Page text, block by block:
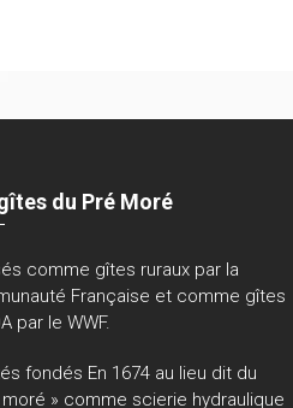
du Pré Moré
comme gîtes ruraux par la
Française et comme gîtes
par le WWF.
fondés En 1674 au lieu dit du
moré » comme scierie hydraulique